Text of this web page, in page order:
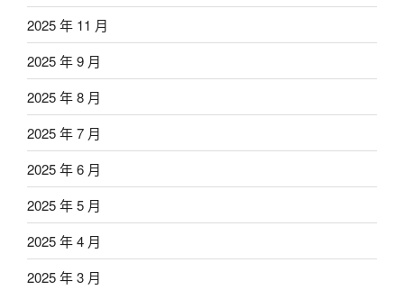
2025 年 11 月
2025 年 9 月
2025 年 8 月
2025 年 7 月
2025 年 6 月
2025 年 5 月
2025 年 4 月
2025 年 3 月